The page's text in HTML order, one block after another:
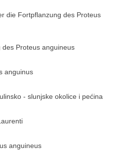
die Fortpflanzung des Proteus
Proteus anguineus
anguinus
- slunjske okolice i pećina
anguineus